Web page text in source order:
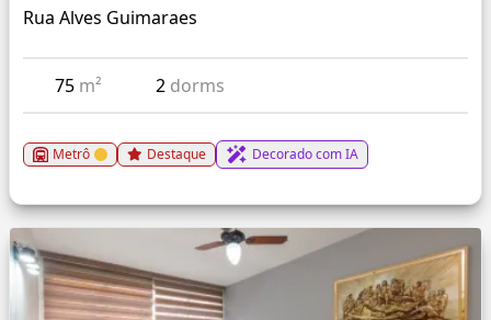
Rua Alves Guimaraes
75 m² 2 dorms
Metrô Destaque Decorado com IA